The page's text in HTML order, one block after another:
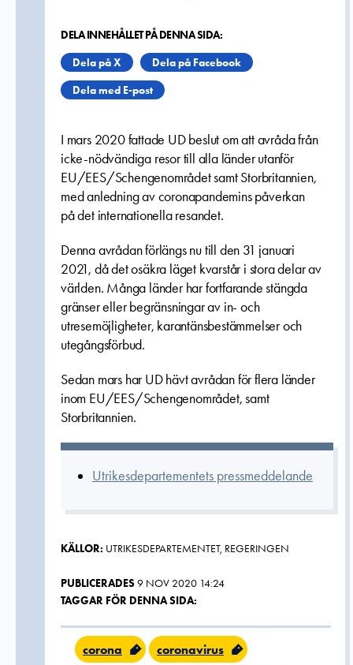
DELA INNEHÅLLET PÅ DENNA SIDA:
Dela på X
Dela på Facebook
Dela med E-post
I mars 2020 fattade UD beslut om att avråda från
icke-nödvändiga resor till alla länder utanför
EU/EES/Schengenområdet samt Storbritannien,
med anledning av coronapandemins påverkan
på det internationella resandet.
Denna avrådan förlängs nu till den 31 januari
2021, då det osäkra läget kvarstår i stora delar av
världen. Många länder har fortfarande stängda
gränser eller begränsningar av in- och
utresemöjligheter, karantänsbestämmelser och
utegångsförbud.
Sedan mars har UD hävt avrådan för flera länder
inom EU/EES/Schengenområdet, samt
Storbritannien.
Utrikesdepartementets pressmeddelande
KÄLLOR: UTRIKESDEPARTEMENTET, REGERINGEN
PUBLICERADES9 NOV 2020 14:24
TAGGAR FÖR DENNA SIDA:
corona coronavirus